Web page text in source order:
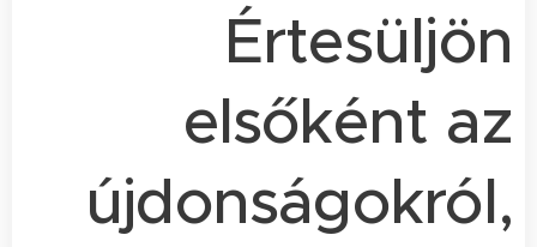
Értesüljön
elsőként az
újdonságokról,